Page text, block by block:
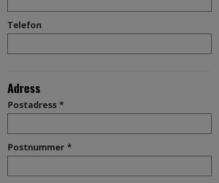
Telefon
Adress
Postadress *
Postnummer *